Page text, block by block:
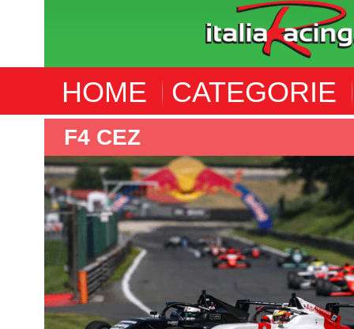
HOME CATEGORIE